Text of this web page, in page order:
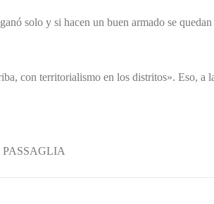
solo y si hacen un buen armado se
con territorialismo en los distritos». Eso, a